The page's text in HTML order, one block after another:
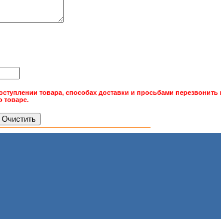
товара, способах доставки и просьбами перезвонить
товаре.